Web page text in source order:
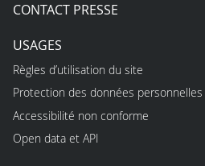
CONTACT PRESSE
USAGES
Règles d’utilisation du site
Protection des données personnelles
Accessibilité non conforme
Open data et API